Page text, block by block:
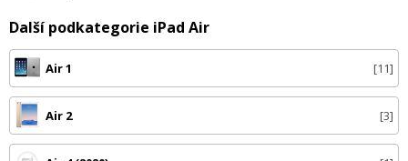
Další podkategorie iPad Air
Air 1 11
Air 2 3